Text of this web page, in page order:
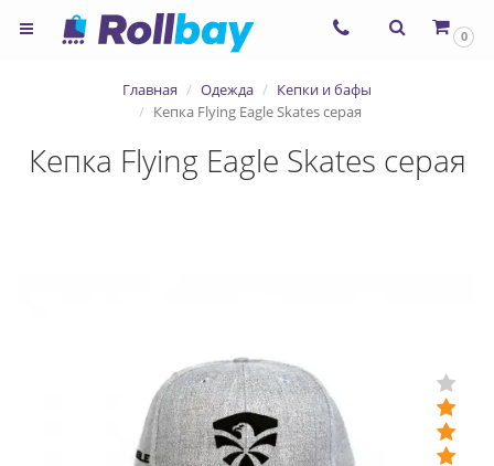
0
Главная Одежда
Кепки и бафы
Кепка Flying Eagle Skates серая
Кепка Flying Eagle Skates серая
×
Согласие на использование
сервиса ЯНДЕКС.МЕТРИКА и